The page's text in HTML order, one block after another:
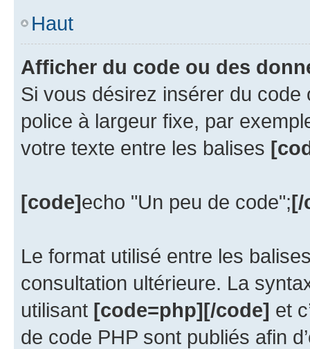
Haut
Afficher du code ou des
Si vous désirez insérer du
police à largeur fixe, par
votre texte entre les balises
[code]echo "Un peu de code";[/
Le format utilisé entre les
consultation ultérieure. La
utilisant [code=php][/code] et
de code PHP sont publiés afin